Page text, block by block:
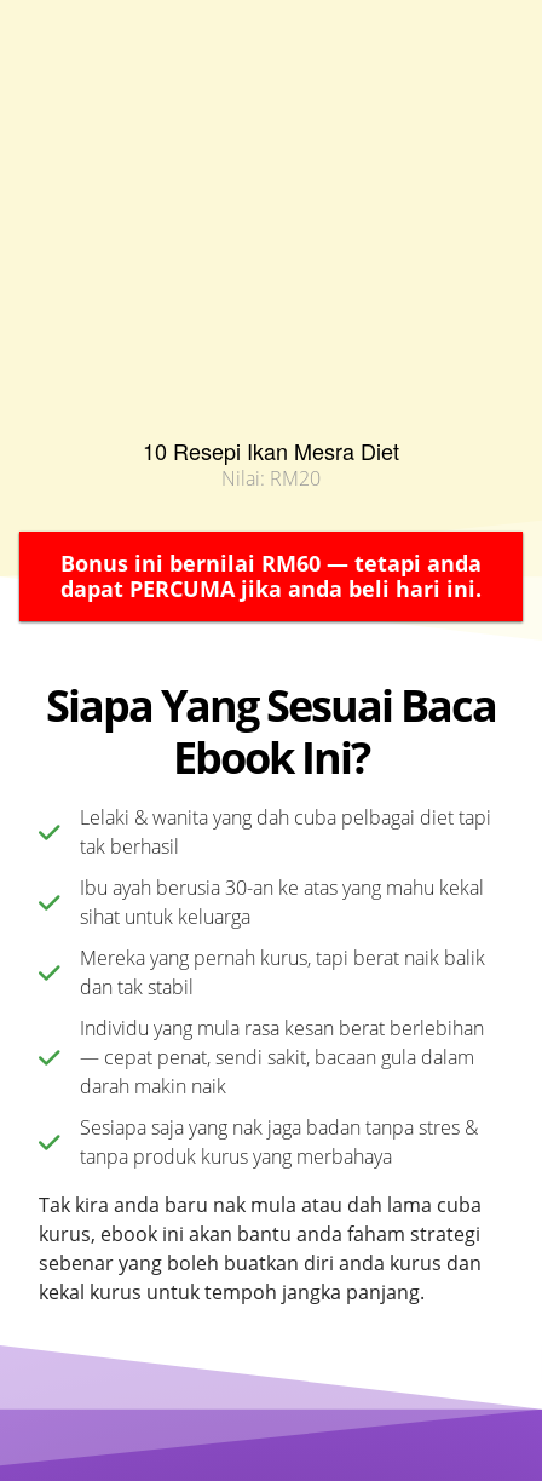
10 Resepi Ikan Mesra Diet
Nilai: RM20
Bonus ini bernilai RM60 — tetapi anda
dapat PERCUMA jika anda beli hari ini.
Siapa Yang Sesuai Baca
Ebook Ini?
Lelaki & wanita yang dah cuba pelbagai diet tapi
tak berhasil
Ibu ayah berusia 30-an ke atas yang mahu kekal
sihat untuk keluarga
Mereka yang pernah kurus, tapi berat naik balik
dan tak stabil
Individu yang mula rasa kesan berat berlebihan
— cepat penat, sendi sakit, bacaan gula dalam
darah makin naik
Sesiapa saja yang nak jaga badan tanpa stres &
tanpa produk kurus yang merbahaya
Tak kira anda baru nak mula atau dah lama cuba
kurus, ebook ini akan bantu anda faham strategi
sebenar yang boleh buatkan diri anda kurus dan
kekal kurus untuk tempoh jangka panjang.